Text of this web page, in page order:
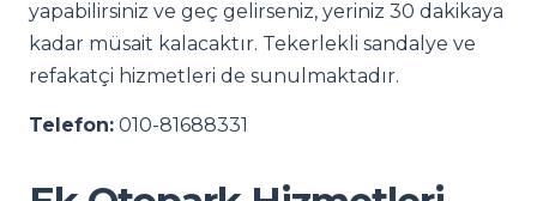
yapabilirsiniz ve geç gelirseniz, yeriniz 30 dakikaya
kadar müsait kalacaktır. Tekerlekli sandalye ve
refakatçi hizmetleri de sunulmaktadır.
Telefon: 010-81688331